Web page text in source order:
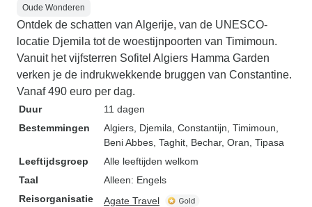
Oude Wonderen
Ontdek de schatten van Algerije, van de UNESCO-
locatie Djemila tot de woestijnpoorten van Timimoun.
Vanuit het vijfsterren Sofitel Algiers Hamma Garden
verken je de indrukwekkende bruggen van Constantine.
Vanaf 490 euro per dag.
Duur
11 dagen
Bestemmingen
Algiers , Djemila , Constantijn , Timimoun
Beni Abbes , Taghit , Bechar, Oran , Tipasa
Leeftijdsgroep
Alle leeftijden welkom
Taal
Alleen: Engels
Reisorganisatie
Agate Travel